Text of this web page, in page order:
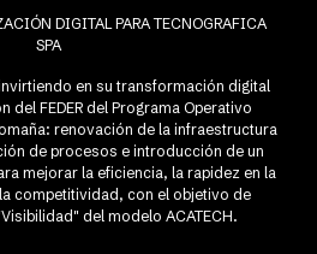
DIGITAL PARA TECNOGRAFICA
SPA
en su transformación digital
del FEDER del Programa Operativo
renovación de la infraestructura
de procesos e introducción de un
mejorar la eficiencia, la rapidez en la
competitividad, con el objetivo de
del modelo ACATECH.